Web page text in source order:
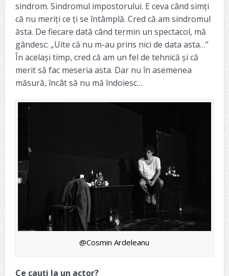
sindrom. Sindromul impostorului. E ceva când simți
că nu meriți ce ți se întâmplă. Cred că am sindromul
ăsta. De fiecare dată când termin un spectacol, mă
gândesc: „Uite că nu m-au prins nici de data asta…”
În același timp, cred că am un fel de tehnică și că
merit să fac meseria asta. Dar nu în asemenea
măsură, încât să nu mă îndoiesc…
@Cosmin Ardeleanu
Ce cauți la un actor?